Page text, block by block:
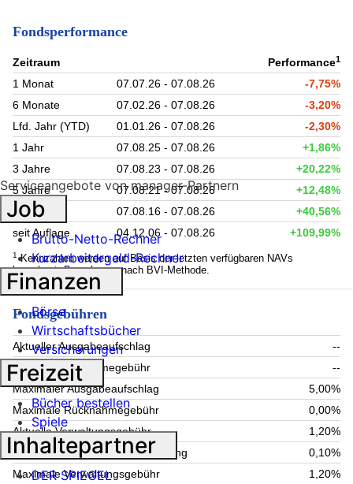
Fondsperformance
Zeitraum Performance1
1 Monat 07.07.26 - 07.08.26
-7,75%
6 Monate
07.02.26 - 07.08.26
-3,20%
Lfd. Jahr (YTD)
01.01.26 - 07.08.26
-2,30%
1 Jahr
07.08.25 - 07.08.26
+1,86%
3 Jahre
07.08.23 - 07.08.26
+20,22%
5 Jahre
07.08.21 - 07.08.26
+12,48%
10 Jahre
07.08.16 - 07.08.26
+40,56%
seit Auflage
04.12.06 - 07.08.26 +109,99%
1 Kennzahlen werden auf Basis der letzten verfügbaren NAVs
berechnet. Berechnung nach BVI-Methode.
Fondsgebühren
Aktueller Ausgabeaufschlag
--
Aktuelle Rücknahmegebühr
--
Maximaler Ausgabeaufschlag
5,00%
Maximale Rücknahmegebühr
0,00%
Aktuelle Verwaltungsgebühr
1,20%
Maximale Verwahrstellenvergütung
0,10%
Maximale Verwaltungsgebühr
1,20%
Serviceangebote von manager-Partnern
Job
Brutto-Netto-Rechner
Kurzarbeitergeld-Rechner
Finanzen
Börse
Wirtschaftsbücher
Versicherungen
Freizeit
Bücher bestellen
Spiele
Inhaltepartner
DER SPIEGEL